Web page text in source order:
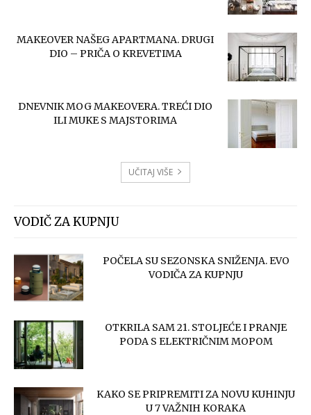
MAKEOVER NAŠEG APARTMANA. DRUGI
DIO – PRIČA O KREVETIMA
DNEVNIK MOG MAKEOVERA. TREĆI DIO
ILI MUKE S MAJSTORIMA
UČITAJ VIŠE
VODIČ ZA KUPNJU
POČELA SU SEZONSKA SNIŽENJA. EVO
VODIČA ZA KUPNJU
OTKRILA SAM 21. STOLJEĆE I PRANJE
PODA S ELEKTRIČNIM MOPOM
KAKO SE PRIPREMITI ZA NOVU KUHINJU
U 7 VAŽNIH KORAKA